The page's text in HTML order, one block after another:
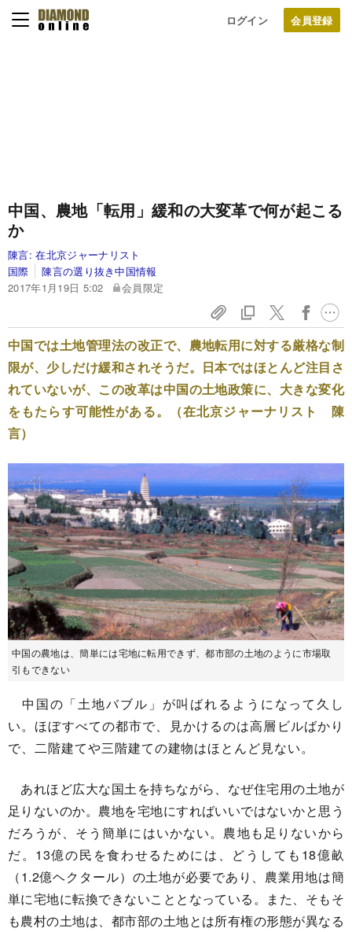
ログイン
中国、農地「転用」緩和の大変革で何が起こる
か
陳言:在北京ジャーナリスト
国際
陳言の選り抜き中国情報
2017年1月19日 5:02
会員限定
中国では土地管理法の改正で、農地転用に対する厳格な制
限が、少しだけ緩和されそうだ。日本ではほとんど注目さ
れていないが、この改革は中国の土地政策に、大きな変化
をもたらす可能性がある。（在北京ジャーナリスト 陳
言）
中国の農地は、簡単には宅地に転用できず、都市部の土地のように市場取
引もできない
中国の「土地バブル」が叫ばれるようになって久し
い。ほぼすべての都市で、見かけるのは高層ビルばかり
で、二階建てや三階建ての建物はほとんど見ない。
あれほど広大な国土を持ちながら、なぜ住宅用の土地が
足りないのか。農地を宅地にすればいいではないかと思う
だろうが、そう簡単にはいかない。農地も足りないから
だ。13億の民を食わせるためには、どうしても18億畝
（1.2億ヘクタール）の土地が必要であり、農業用地は簡
単に宅地に転換できないこととなっている。また、そもそ
も農村の土地は、都市部の土地とは所有権の形態が異なる